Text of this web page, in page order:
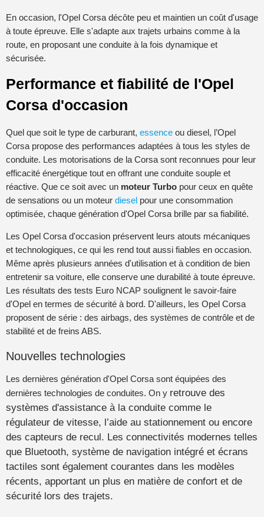
En occasion, l'Opel Corsa décôte peu et maintien un coût d'usage
à toute épreuve. Elle s'adapte aux trajets urbains comme à la
route, en proposant une conduite à la fois dynamique et
sécurisée.
Performance et fiabilité de l'Opel
Corsa d'occasion
Quel que soit le type de carburant, essence ou diesel, l’Opel
Corsa propose des performances adaptées à tous les styles de
conduite. Les motorisations de la Corsa sont reconnues pour leur
efficacité énergétique tout en offrant une conduite souple et
réactive. Que ce soit avec un moteur Turbo pour ceux en quête
de sensations ou un moteur diesel pour une consommation
optimisée, chaque génération d'Opel Corsa brille par sa fiabilité.
Les Opel Corsa d'occasion préservent leurs atouts mécaniques
et technologiques, ce qui les rend tout aussi fiables en occasion.
Même après plusieurs années d'utilisation et à condition de bien
entretenir sa voiture, elle conserve une durabilité à toute épreuve.
Les résultats des tests Euro NCAP soulignent le savoir-faire
d'Opel en termes de sécurité à bord. D'ailleurs, les Opel Corsa
proposent de série : des airbags, des systèmes de contrôle et de
stabilité et de freins ABS.
Nouvelles technologies
Les dernières génération d'Opel Corsa sont équipées des
dernières technologies de conduites. On y retrouve des
systèmes d'assistance à la conduite comme le
régulateur de vitesse, l’aide au stationnement ou encore
des capteurs de recul. Les connectivités modernes telles
que Bluetooth, système de navigation intégré et écrans
tactiles sont également courantes dans les modèles
récents, apportant un plus en matière de confort et de
sécurité lors des trajets.